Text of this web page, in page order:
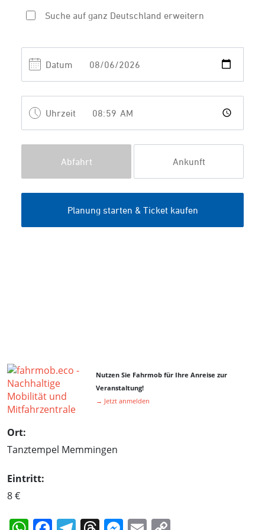
Nutzen Sie Fahrmob für Ihre Anreise zur
Veranstaltung!
→ Jetzt anmelden
Ort:
Tanztempel Memmingen
Eintritt:
8 €